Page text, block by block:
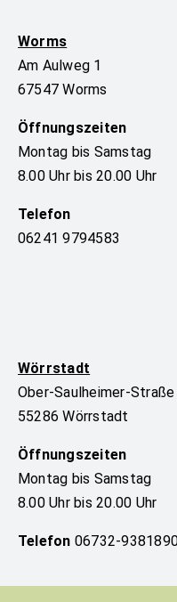
Worms
Am Aulweg 1
67547 Worms
Öffnungszeiten
Montag bis Samstag
8.00 Uhr bis 20.00 Uhr
Telefon
06241 9794583
Wörrstadt
Ober-Saulheimer-Straße
55286 Wörrstadt
Öffnungszeiten
Montag bis Samstag
8.00 Uhr bis 20.00 Uhr
Telefon 06732-